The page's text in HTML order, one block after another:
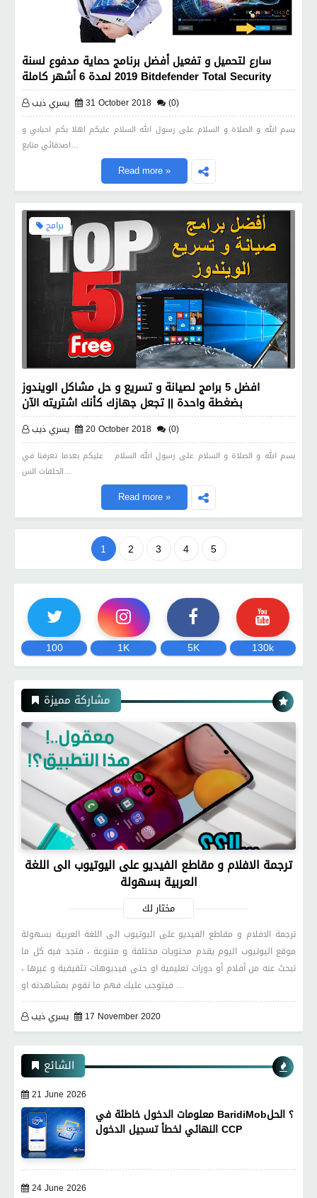
سارع لتحميل و تفعيل أفضل برنامج حماية مدفوع لسنة
2019 لمدة 6 أشهر كاملة Bitdefender Total Security
يسري ذيب 31 October 2018 (0)
بسم الله و الصلاة و السلام على رسول الله السلام عليكم اهلا بكم احبابي و
اصدقائي متابع…
Read more »
برامج
افضل 5 برامج لصيانة و تسريع و حل مشاكل الويندوز
بضغطة واحدة || تجعل جهازك كأنك اشتريته الآن
يسري ذيب 20 October 2018 (0)
بسم الله و الصلاة و السلام على رسول الله السلام عليكم بعدما تعرفنا في
الحلقات الس…
Read more »
1 2 3 4 5
100 1K 5K 130k
مشاركة مميزة
ترجمة الافلام و مقاطع الفيديو على اليوتيوب الى اللغة
العربية بسهولة
مختار لك
ترجمة الافلام و مقاطع الفيديو على اليوتيوب الى اللغة العربية بسهولة
موقع اليوتيوب اليوم يقدم محتويات مختلفة و متنوعة ، فتجد فيه كل ما
تبحث عنه من أفلام أو دورات تعليمية او حتى فيديوهات تثقيفية و غيرها ،
فيتوجب عليك فهم ما تقوم بمشاهدته او …
يسري ذيب
17 November 2020
الشائع
21 June 2026
معلومات الدخول خاطئة في BaridiMob؟ الحل
النهائي لخطأ تسجيل الدخول CCP
24 June 2026